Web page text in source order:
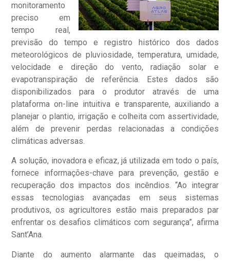
monitoramento
preciso em
tempo real,
previsão do tempo e registro histórico dos dados
meteorológicos de pluviosidade, temperatura, umidade,
velocidade e direção do vento, radiação solar e
evapotranspiração de referência. Estes dados são
disponibilizados para o produtor através de uma
plataforma on-line intuitiva e transparente, auxiliando a
planejar o plantio, irrigação e colheita com assertividade,
além de prevenir perdas relacionadas a condições
climáticas adversas.
A solução, inovadora e eficaz, já utilizada em todo o país,
fornece informações-chave para prevenção, gestão e
recuperação dos impactos dos incêndios. “Ao integrar
essas tecnologias avançadas em seus sistemas
produtivos, os agricultores estão mais preparados par
enfrentar os desafios climáticos com segurança”, afirma
Sant’Ana.
Diante do aumento alarmante das queimadas, o